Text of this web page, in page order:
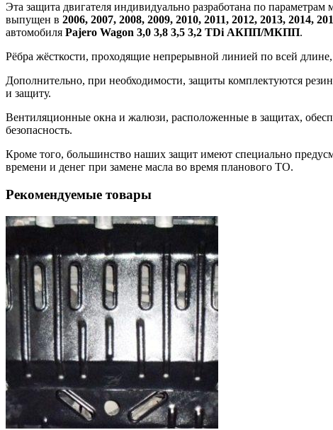
Эта защита двигателя индивидуально разработана по параметрам
выпущен в 2006, 2007, 2008, 2009, 2010, 2011, 2012, 2013, 2014,
автомобиля Pajero Wagon 3,0 3,8 3,5 3,2 TDi АКПП/МКПП.
Рёбра жёсткости, проходящие непрерывной линией по всей
Дополнительно, при необходимости, защиты комплектуются
и защиту.
Вентиляционные окна и жалюзи, расположенные в защитах,
безопасность.
Кроме того, большинство наших защит имеют специально
времени и денег при замене масла во время планового ТО.
Рекомендуемые товары